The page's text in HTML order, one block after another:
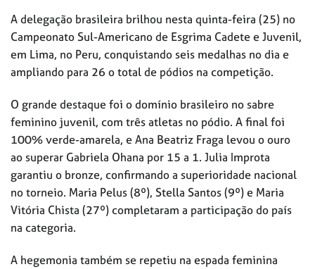
A delegação brasileira brilhou nesta quinta-feira (25) no
Campeonato Sul-Americano de Esgrima Cadete e Juvenil,
em Lima, no Peru, conquistando seis medalhas no dia e
ampliando para 26 o total de pódios na competição.
O grande destaque foi o domínio brasileiro no sabre
feminino juvenil, com três atletas no pódio. A final foi
100% verde-amarela, e Ana Beatriz Fraga levou o ouro
ao superar Gabriela Ohana por 15 a 1. Julia Improta
garantiu o bronze, confirmando a superioridade nacional
no torneio. Maria Pelus (8º), Stella Santos (9º) e Maria
Vitória Chista (27º) completaram a participação do país
na categoria.
A hegemonia também se repetiu na espada feminina